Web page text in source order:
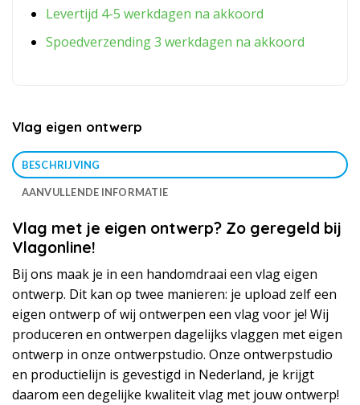
Levertijd 4-5 werkdagen na akkoord
Spoedverzending 3 werkdagen na akkoord
Vlag eigen ontwerp
BESCHRIJVING
AANVULLENDE INFORMATIE
Vlag met je eigen ontwerp? Zo geregeld bij
Vlagonline!
Bij ons maak je in een handomdraai een vlag eigen
ontwerp. Dit kan op twee manieren: je upload zelf een
eigen ontwerp of wij ontwerpen een vlag voor je! Wij
produceren en ontwerpen dagelijks vlaggen met eigen
ontwerp in onze ontwerpstudio. Onze ontwerpstudio
en productielijn is gevestigd in Nederland, je krijgt
daarom een degelijke kwaliteit vlag met jouw ontwerp!